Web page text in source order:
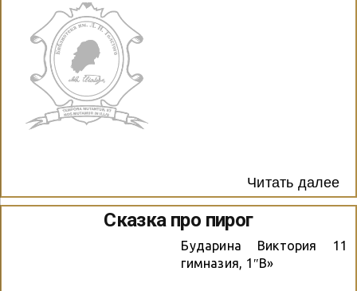
Читать далее
Сказка про пирог
Бударина Виктория 11
гимназия, 1″В»